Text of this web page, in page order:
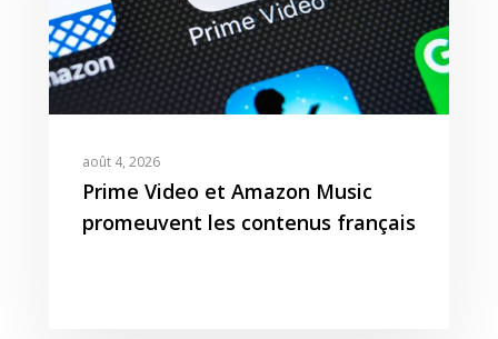
août 4, 2026
Prime Video et Amazon Music
promeuvent les contenus français